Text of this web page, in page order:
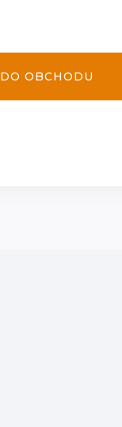
DO OBCHODU